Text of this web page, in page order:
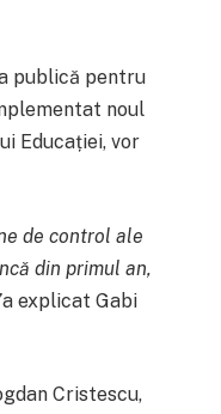
publică pentru
noul
Educației, vor
de control ale
din primul an,
a explicat Gabi
Cristescu,